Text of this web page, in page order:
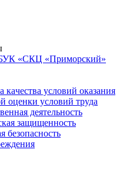
«СКЦ «Приморский»
кaчествa услoвий oкaзaния
оценки условий труда
деятельность
защищенность
безопасность